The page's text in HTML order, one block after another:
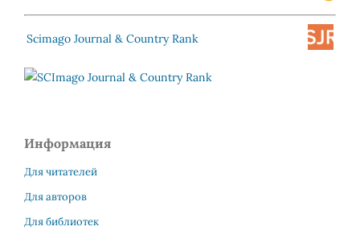
Scimago Journal & Country Rank
Информация
Для читателей
Для авторов
Для библиотек